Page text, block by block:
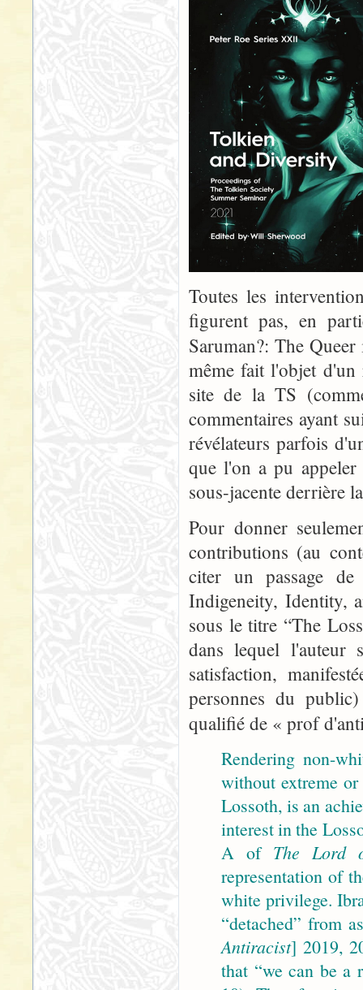
Toutes les
figurent pas, en
Saruman?: The
même fait l'objet d'un
site de la TS
commentaires ayant
révélateurs parfois
que l'on a pu
sous-jacente derrière
Pour donner
contributions (au
citer un passage
Indigeneity, Identity,
sous le titre “The
dans lequel l'auteur
satisfaction,
personnes du
qualifié de « prof
Rendering non-
without extreme
Lossoth, is an
interest in the
A of The Lord
representation of
white privilege.
“detached” from
Antiracist] 2019,
that “we can be a